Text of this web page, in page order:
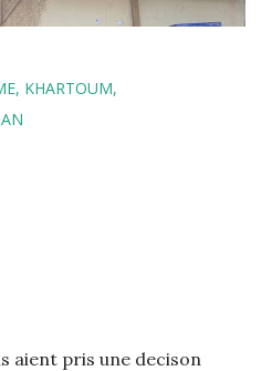
KHARTOUM
aient pris une decison